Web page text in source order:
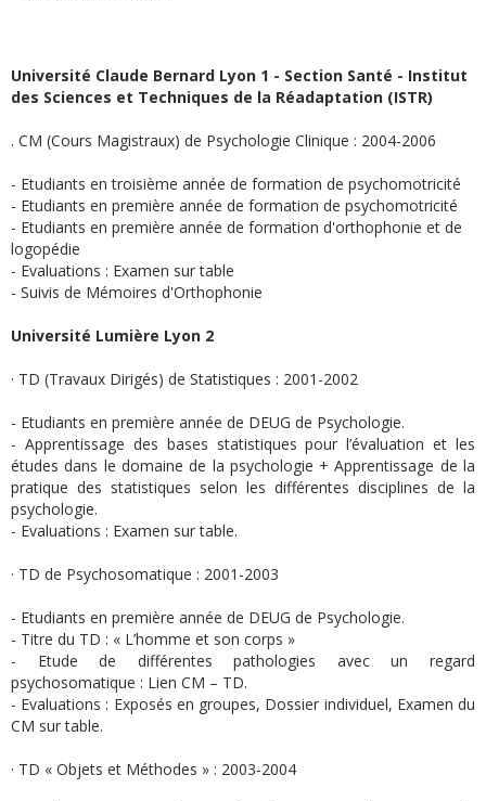
Université Claude Bernard Lyon 1 - Section Santé - Institut
des Sciences et Techniques de la Réadaptation (ISTR)
. CM (Cours Magistraux) de Psychologie Clinique : 2004-2006
- Etudiants en troisième année de formation de psychomotricité
- Etudiants en première année de formation de psychomotricité
- Etudiants en première année de formation d'orthophonie et de
logopédie
- Evaluations : Examen sur table
- Suivis de Mémoires d'Orthophonie
Université Lumière Lyon 2
· TD (Travaux Dirigés) de Statistiques : 2001-2002
- Etudiants en première année de DEUG de Psychologie.
- Apprentissage des bases statistiques pour l’évaluation et les
études dans le domaine de la psychologie + Apprentissage de la
pratique des statistiques selon les différentes disciplines de la
psychologie.
- Evaluations : Examen sur table.
· TD de Psychosomatique : 2001-2003
- Etudiants en première année de DEUG de Psychologie.
- Titre du TD : « L’homme et son corps »
- Etude de différentes pathologies avec un regard
psychosomatique : Lien CM – TD.
- Evaluations : Exposés en groupes, Dossier individuel, Examen du
CM sur table.
· TD « Objets et Méthodes » : 2003-2004